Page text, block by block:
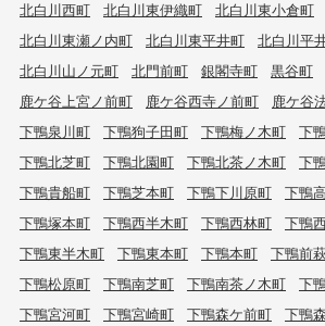
北白川西町
北白川東伊織町 北白川東小倉町
北白川東瀬ノ内町
北白川東平井町 北白川平
北白川山ノ元町
北門前町 銀閣寺町 黒谷町
鹿ケ谷上宮ノ前町
鹿ケ谷西寺ノ前町 鹿ケ谷
下鴨泉川町
下鴨狗子田町 下鴨梅ノ木町 下
下鴨北芝町
下鴨北園町 下鴨北茶ノ木町
下
下鴨貴船町
下鴨芝本町 下鴨下川原町 下鴨
下鴨塚本町
下鴨西半木町 下鴨西林町 下鴨
下鴨東半木町
下鴨東本町 下鴨本町 下鴨前
下鴨松原町
下鴨南芝町 下鴨南茶ノ木町
下
下鴨宮河町
下鴨宮崎町 下鴨森ケ前町 下鴨